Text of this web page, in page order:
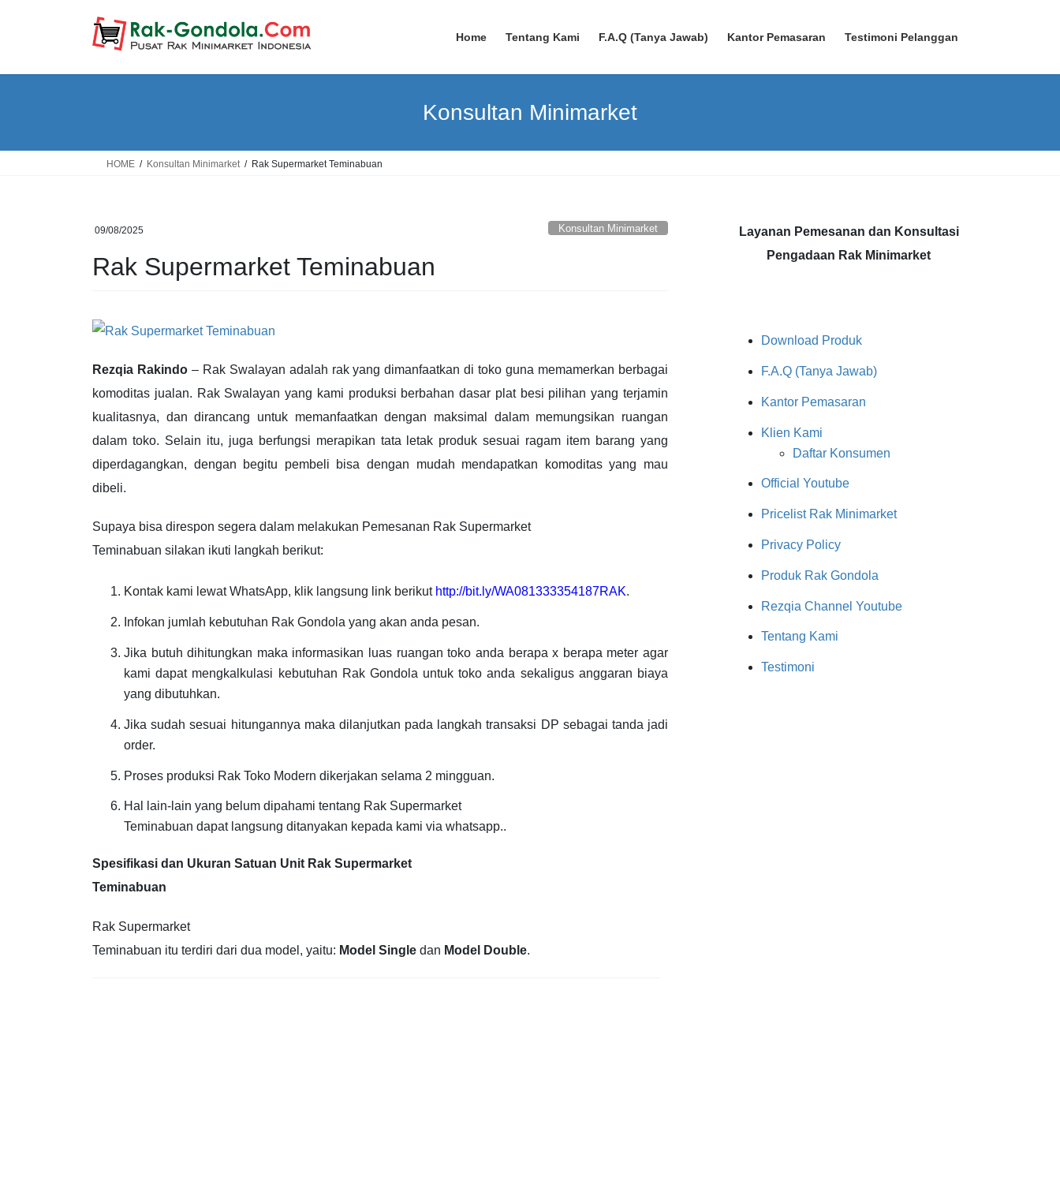
Home Tentang Kami F.A.Q (Tanya Jawab) Kantor Pemasaran Testimoni Pelanggan
Konsultan Minimarket
HOME Konsultan Minimarket Rak Supermarket Teminabuan
09/08/2025 Konsultan Minimarket
Rak Supermarket Teminabuan
Rezqia Rakindo– Rak Swalayan adalah rak yang dimanfaatkan di toko guna memamerkan berbagai
komoditas jualan. Rak Swalayan yang kami produksi berbahan dasar plat besi pilihan yang terjamin
kualitasnya, dan dirancang untuk memanfaatkan dengan maksimal dalam memungsikan ruangan
dalam toko. Selain itu, juga berfungsi merapikan tata letak produk sesuai ragam item barang yang
diperdagangkan, dengan begitu pembeli bisa dengan mudah mendapatkan komoditas yang mau
dibeli.
Supaya bisa direspon segera dalam melakukan Pemesanan Rak Supermarket
Teminabuan silakan ikuti langkah berikut:
Kontak kami lewat WhatsApp, klik langsung link berikut http://bit.ly/WA081333354187RAK.
Infokan jumlah kebutuhan Rak Gondola yang akan anda pesan.
Jika butuh dihitungkan maka informasikan luas ruangan toko anda berapa x berapa meter agar
kami dapat mengkalkulasi kebutuhan Rak Gondola untuk toko anda sekaligus anggaran biaya
yang dibutuhkan.
Jika sudah sesuai hitungannya maka dilanjutkan pada langkah transaksi DP sebagai tanda jadi
order.
Proses produksi Rak Toko Modern dikerjakan selama 2 mingguan.
Hal lain-lain yang belum dipahami tentang Rak Supermarket
Teminabuan dapat langsung ditanyakan kepada kami via whatsapp..
Spesifikasi dan Ukuran Satuan Unit Rak Supermarket
Teminabuan
Rak Supermarket
Teminabuan itu terdiri dari dua model, yaitu: Model Single dan Model Double.
Layanan Pemesanan dan Konsultasi
Pengadaan Rak Minimarket
Download Produk
F.A.Q (Tanya Jawab)
Kantor Pemasaran
Klien Kami
Daftar Konsumen
Official Youtube
Pricelist Rak Minimarket
Privacy Policy
Produk Rak Gondola
Rezqia Channel Youtube
Tentang Kami
Testimoni